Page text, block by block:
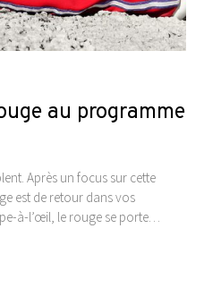
au programme
Après un focus sur cette
est de retour dans vos
à-l’œil, le rouge se porte…